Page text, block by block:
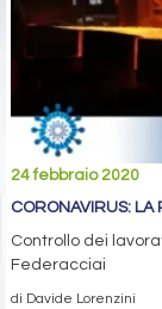
24 febbraio 2020
CORONAVIRUS: LA
Controllo dei
Federacciai
di Davide Lorenzini